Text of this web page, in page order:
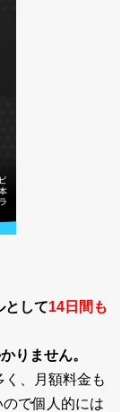
として14日間も
りません。
、月額料金も
で個人的には